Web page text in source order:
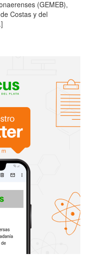
(GEMEB),
Costas y del